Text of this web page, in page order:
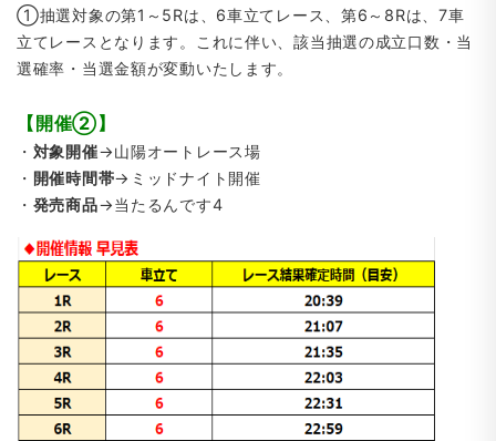
①抽選対象の第1～5Rは、6車立てレース、第6～8Rは、7車
立てレースとなります。これに伴い、該当抽選の成立口数・当
選確率・当選金額が変動いたします。
【開催②】
・ 対象開催→山陽オートレース場
・ 開催時間帯→ミッドナイト開催
・ 発売商品→当たるんです4